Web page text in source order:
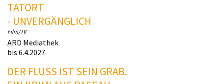
TATORT
- UNVERGÄNGLICH
Film/TV
ARD Mediathek
bis 6.4.2027
DER FLUSS IST SEIN GRAB.